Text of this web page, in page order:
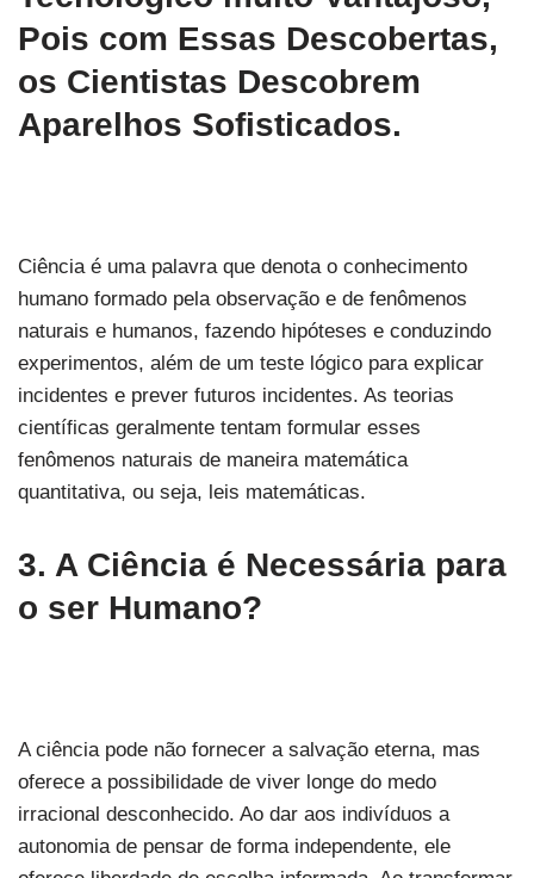
Pois com Essas Descobertas,
os Cientistas Descobrem
Aparelhos Sofisticados.
Ciência é uma palavra que denota o conhecimento
humano formado pela observação e de fenômenos
naturais e humanos, fazendo hipóteses e conduzindo
experimentos, além de um teste lógico para explicar
incidentes e prever futuros incidentes. As teorias
científicas geralmente tentam formular esses
fenômenos naturais de maneira matemática
quantitativa, ou seja, leis matemáticas.
3. A Ciência é Necessária para
o ser Humano?
A ciência pode não fornecer a salvação eterna, mas
oferece a possibilidade de viver longe do medo
irracional desconhecido. Ao dar aos indivíduos a
autonomia de pensar de forma independente, ele